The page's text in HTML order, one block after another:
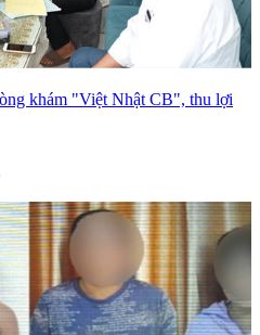
khám "Việt Nhật CB", thu lợi